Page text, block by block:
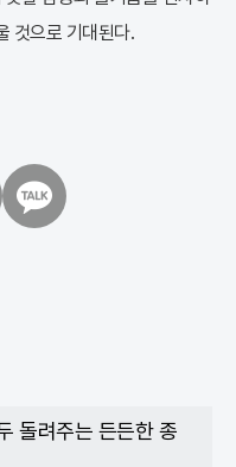
것으로 기대된다.
돌려주는 든든한 종